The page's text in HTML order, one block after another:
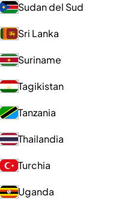
Sudan del Sud
Sri Lanka
Suriname
Tagikistan
Tanzania
Thailandia
Turchia
Uganda